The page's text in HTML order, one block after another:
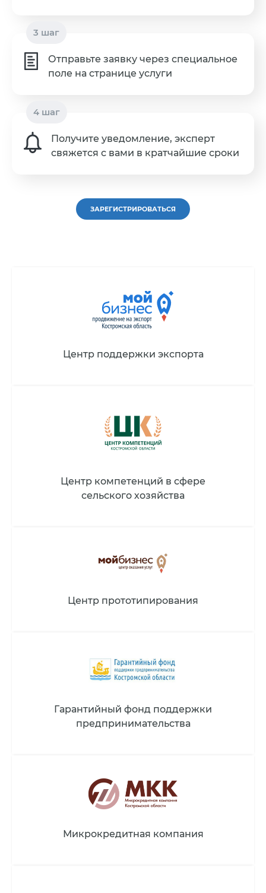
Отправьте заявку через специальное
поле на странице услуги
Получите уведомление, эксперт
свяжется с вами в кратчайшие сроки
ЗАРЕГИСТРИРОВАТЬСЯ
Центр поддержки экспорта
Центр компетенций в сфере
сельского хозяйства
Центр прототипирования
Гарантийный фонд поддержки
предпринимательства
Микрокредитная компания